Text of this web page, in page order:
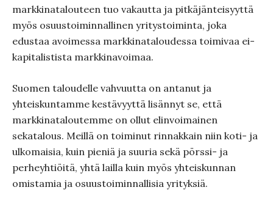
markkinatalouteen tuo vakautta ja pitkäjänteisyyttä
myös osuustoiminnallinen yritystoiminta, joka
edustaa avoimessa markkinataloudessa toimivaa ei-
kapitalistista markkinavoimaa.
Suomen taloudelle vahvuutta on antanut ja
yhteiskuntamme kestävyyttä lisännyt se, että
markkinataloutemme on ollut elinvoimainen
sekatalous. Meillä on toiminut rinnakkain niin koti- ja
ulkomaisia, kuin pieniä ja suuria sekä pörssi- ja
perheyhtiöitä, yhtä lailla kuin myös yhteiskunnan
omistamia ja osuustoiminnallisia yrityksiä.